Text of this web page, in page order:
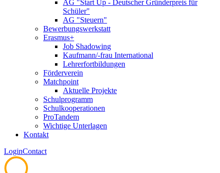
AG "Start Up - Deutscher Gründerpreis für
Schüler"
AG "Steuern"
Bewerbungswerkstatt
Erasmus+
Job Shadowing
Kaufmann/-frau International
Lehrerfortbildungen
Förderverein
Matchpoint
Aktuelle Projekte
Schulprogramm
Schulkooperationen
ProTandem
Wichtige Unterlagen
Kontakt
LoginContact